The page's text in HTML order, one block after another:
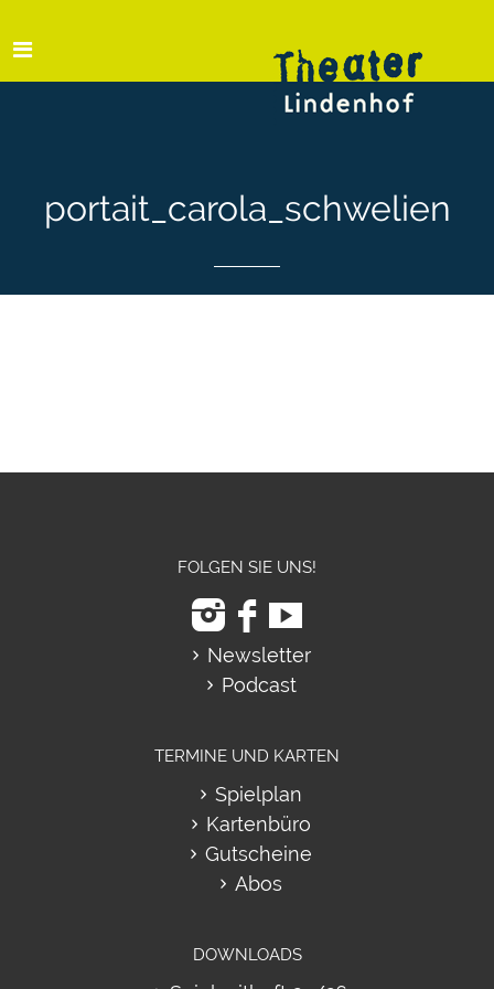
portait_carola_schwelien
FOLGEN SIE UNS!
Newsletter
Podcast
TERMINE UND KARTEN
Spielplan
Kartenbüro
Gutscheine
Abos
DOWNLOADS